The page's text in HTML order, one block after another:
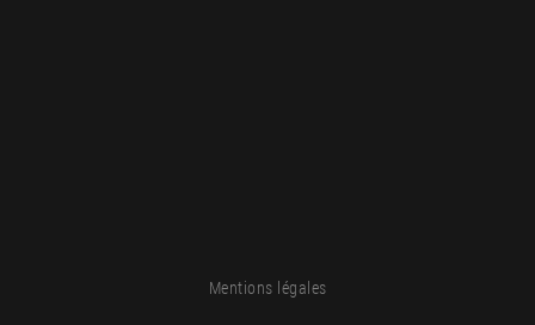
0
Mentions légales